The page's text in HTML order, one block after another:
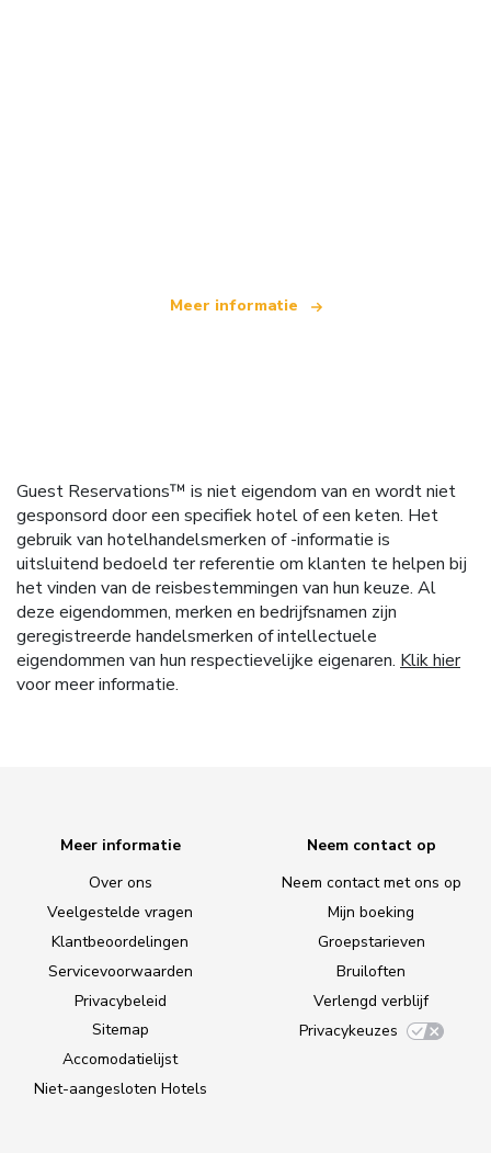
Meer informatie
Guest Reservations™ is niet eigendom van en wordt niet
gesponsord door een specifiek hotel of een keten. Het
gebruik van hotelhandelsmerken of -informatie is
uitsluitend bedoeld ter referentie om klanten te helpen bij
het vinden van de reisbestemmingen van hun keuze. Al
deze eigendommen, merken en bedrijfsnamen zijn
geregistreerde handelsmerken of intellectuele
eigendommen van hun respectievelijke eigenaren. Klik hier
voor meer informatie.
Meer informatie
Over ons
Veelgestelde vragen
Klantbeoordelingen
Servicevoorwaarden
Privacybeleid
Sitemap
Accomodatielijst
Niet-aangesloten Hotels
Neem contact op
Neem contact met ons op
Mijn boeking
Groepstarieven
Bruiloften
Verlengd verblijf
Privacykeuzes